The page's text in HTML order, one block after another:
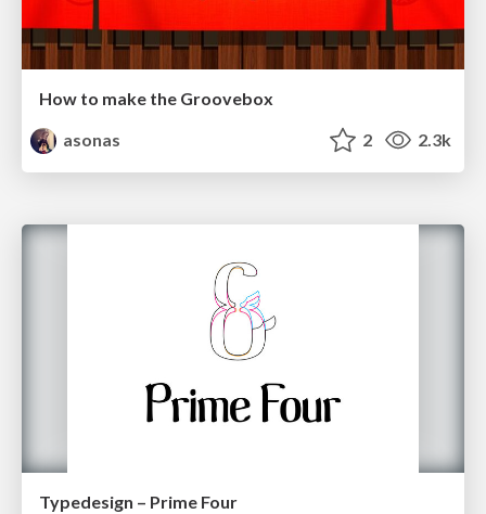
How to make the Groovebox
asonas
2 2.3k
Typedesign – Prime Four